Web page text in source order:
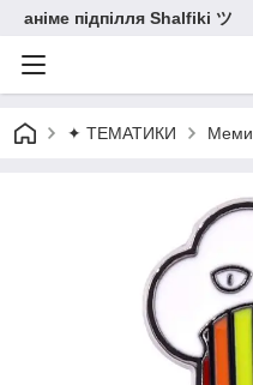
аніме підпілля Shalfiki ツ
✦ ТЕМАТИКИ